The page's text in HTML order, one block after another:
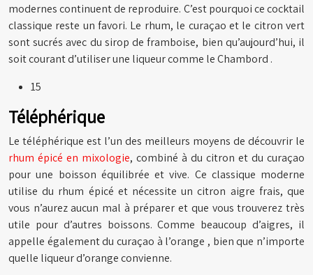
modernes continuent de reproduire. C’est pourquoi ce cocktail
classique reste un favori. Le rhum, le curaçao et le citron vert
sont sucrés avec du sirop de framboise, bien qu’aujourd’hui, il
soit courant d’utiliser une liqueur comme le Chambord .
15
Téléphérique
Le téléphérique est l’un des meilleurs moyens de découvrir le
rhum épicé en mixologie, combiné à du citron et du curaçao
pour une boisson équilibrée et vive. Ce classique moderne
utilise du rhum épicé et nécessite un citron aigre frais, que
vous n’aurez aucun mal à préparer et que vous trouverez très
utile pour d’autres boissons. Comme beaucoup d’aigres, il
appelle également du curaçao à l’orange , bien que n’importe
quelle liqueur d’orange convienne.